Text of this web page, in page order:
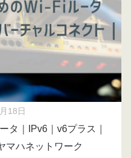
18日
タ｜IPv6｜v6プラス｜
マハネットワーク